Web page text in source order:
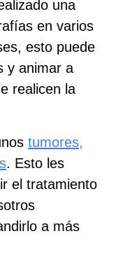
una
en varios
esto puede
y animar a
realicen la
tumores,
. Esto les
el tratamiento
a más